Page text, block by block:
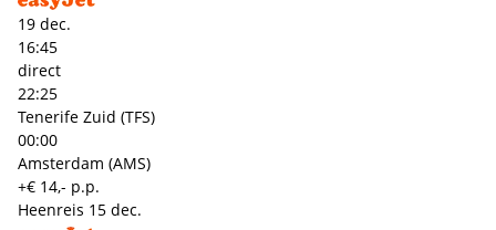
19 dec.
16:45
direct
22:25
Tenerife Zuid (TFS)
00:00
Amsterdam (AMS)
+€ 14,- p.p.
Heenreis 15 dec.